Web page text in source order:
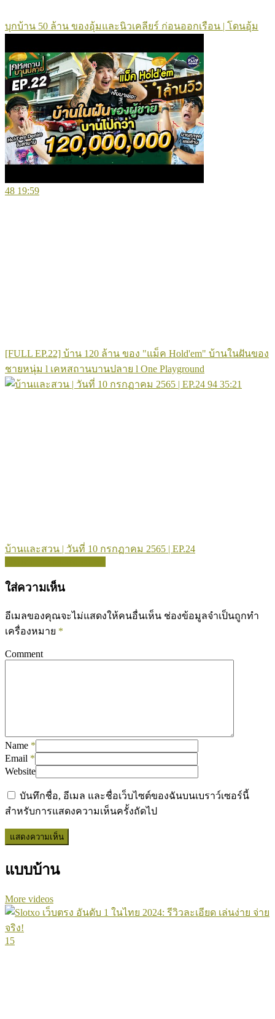
บุกบ้าน 50 ล้าน ของอุ้มและนิวเคลียร์ ก่อนออกเรือน | โดนอุ้ม
48 19:59
[FULL EP.22] บ้าน 120 ล้าน ของ "แม็ค Hold'em" บ้านในฝันของ
ชายหนุ่ม l เคหสถานบานปลาย l One Playground
94 35:21
บ้านและสวน | วันที่ 10 กรกฏาคม 2565 | EP.24
ใส่ความเห็น
อีเมลของคุณจะไม่แสดงให้คนอื่นเห็น ช่องข้อมูลจำเป็นถูกทำ
เครื่องหมาย *
Comment
Name *
Email *
Website
บันทึกชื่อ, อีเมล และชื่อเว็บไซต์ของฉันบนเบราว์เซอร์นี้
สำหรับการแสดงความเห็นครั้งถัดไป
แบบบ้าน
More videos
15